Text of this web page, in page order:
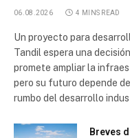
06.08.2026 4 MINS READ
Un proyecto para
Tandil espera una
promete ampliar la
pero su futuro depende
rumbo del desarrollo
Breves